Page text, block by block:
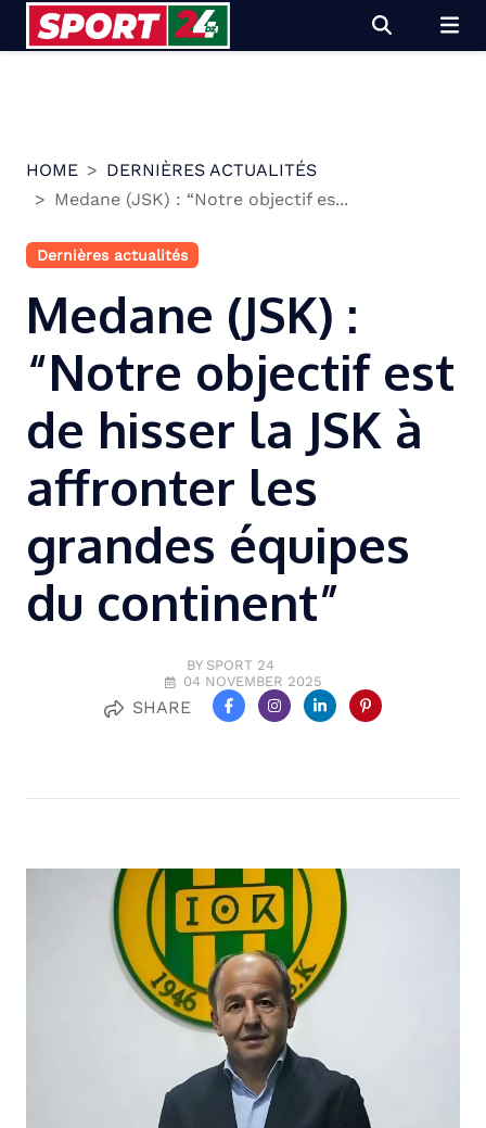
HOME
DERNIÈRES ACTUALITÉS
Medane (JSK) : “Notre objectif es...
Dernières actualités
Medane (JSK) :
“Notre objectif est
de hisser la JSK à
affronter les
grandes équipes
du continent”
BY SPORT 24
04 NOVEMBER 2025
SHARE